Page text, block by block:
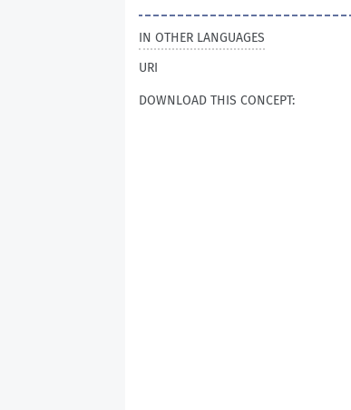
IN OTHER LANGUAGES
URI
DOWNLOAD THIS CONCEPT: